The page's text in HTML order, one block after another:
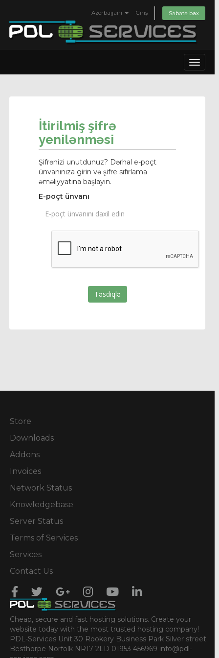
Azerbaijani Giriş Səbətə bax
Toggle
İtirilmiş şifrə
yenilənməsi
Şifrənizi unutdunuz? Dərhal e-poçt
ünvanınıza girin və şifre sıfırlama
əməliyyatına başlayın.
E-poçt ünvanı
Təsdiqlə
Store
Downloads
Addons
Invoices
Network Status
Knowledgebase
Server Status
Terms of Services
Services
Contact Us
Cheap, secure and fast hosting solutions. Create your
website today with the most trusted hosting company!
PDL-Services Unit 30 Rookery Business Park Silver street
Besthorpe Norfolk NR17 2LD 01953 456969 info@pdl-